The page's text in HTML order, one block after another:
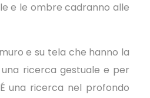
e le ombre cadranno alle
e su tela che hanno la
ricerca gestuale e per
una ricerca nel profondo